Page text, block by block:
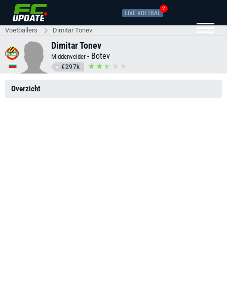
LIVE VOETBAL
2
Voetballers Dimitar Tonev
Dimitar Tonev
Middenvelder - Botev
€297k
Overzicht